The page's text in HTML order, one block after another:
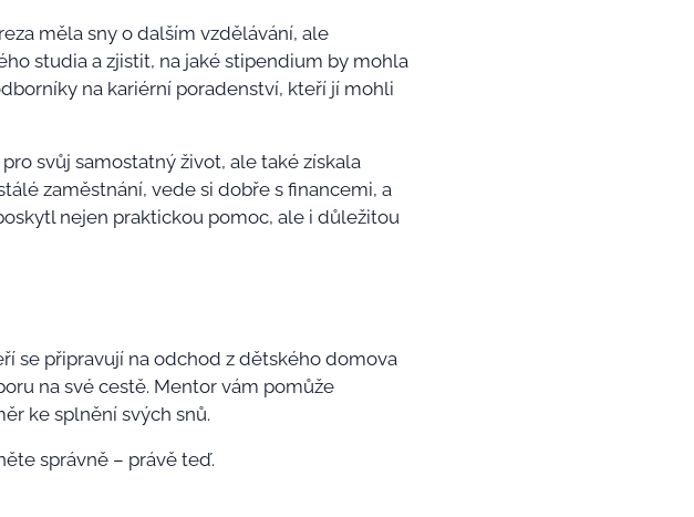
měla sny o dalším vzdělávání, ale
studia a zjistit, na jaké stipendium by mohla
na kariérní poradenství, kteří jí mohli
svůj samostatný život, ale také získala
zaměstnání, vede si dobře s financemi, a
nejen praktickou pomoc, ale i důležitou
se připravují na odchod z dětského domova
na své cestě. Mentor vám pomůže
ke splnění svých snů.
správně – právě teď.